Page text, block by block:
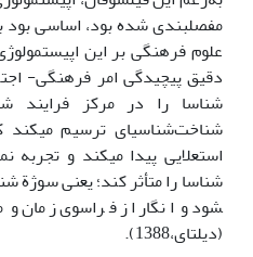
مفصل­بندی شده بود، اساسی بود
علوم فرهنگی بر این
دقیق پیچیدگی امر فرهنگی-
شناسا را در مرکز فرایند
شناخت‌شناسی­ای ترسیم
استعلایی پیدا می­کند و تجربه
شناسا را متأثر کند؛ یعنی سوژة
شود و انگار از فراسوی زمان
(دیلتای،1388).